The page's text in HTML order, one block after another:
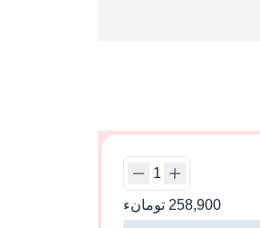
258,900 تومانء